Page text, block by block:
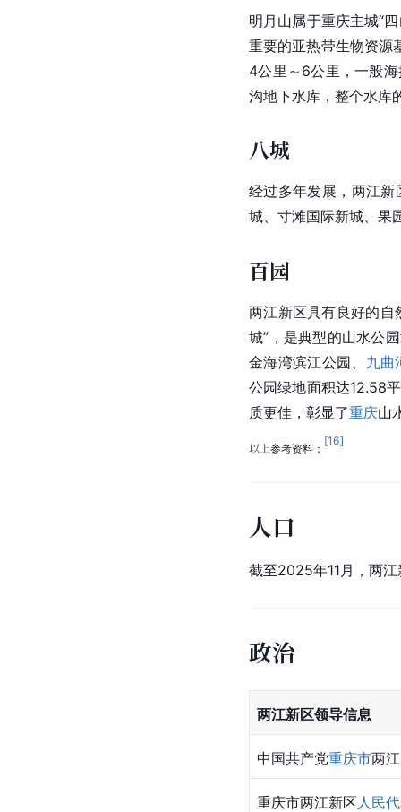
明月山属于重庆主城“
重要的亚热带生物资源
4公里～6公里，一般
沟地下水库，整个水库
八城
经过多年发展，两江
城、寸滩国际新城、果
百园
两江新区具有良好的
城”，是典型的山水公
金海湾滨江公园
九曲
公园绿地面积达12.58
质更佳，彰显了重庆山
以上参考资料：
[16]
人口
截至2025年11月，两
政治
两江新区领导信息
中国共产党重庆市两
重庆市两江新区 人民